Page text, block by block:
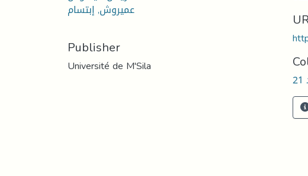
عميروش, إبتسام
Publisher
Université de M'Sila